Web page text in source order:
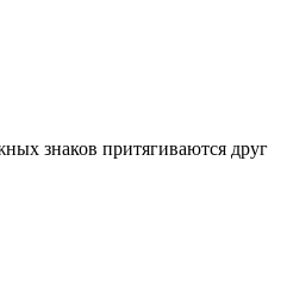
знаков притягиваются друг